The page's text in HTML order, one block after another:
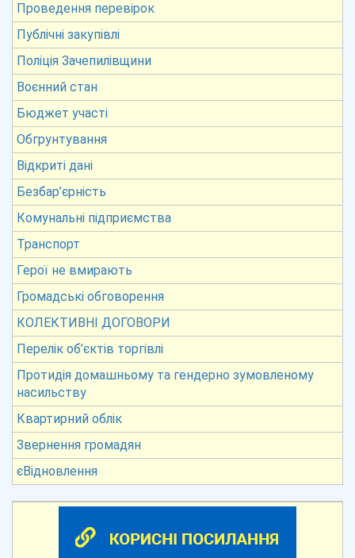
Проведення перевірок
Публічні закупівлі
Поліція Зачепилівщини
Воєнний стан
Бюджет участі
Обгрунтування
Відкриті дані
Безбар’єрність
Комунальні підприємства
Транспорт
Герої не вмирають
Громадські обговорення
КОЛЕКТИВНІ ДОГОВОРИ
Перелік об’єктів торгівлі
Протидія домашньому та гендерно зумовленому
насильству
Квартирний облік
Звернення громадян
єВідновлення